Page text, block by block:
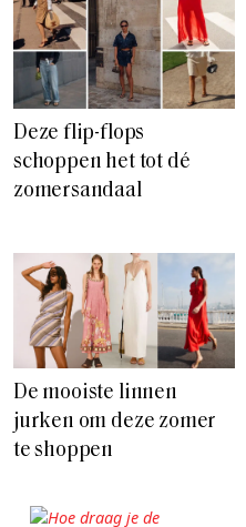
Deze flip-flops
schoppen het tot dé
zomersandaal
De mooiste linnen
jurken om deze zomer
te shoppen